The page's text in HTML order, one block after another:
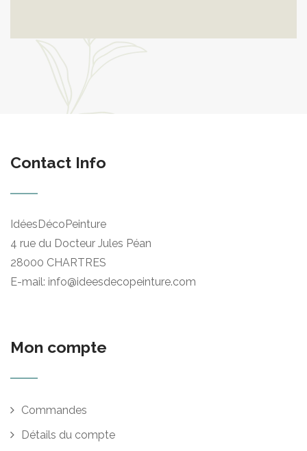
Contact Info
IdéesDécoPeinture
4 rue du Docteur Jules Péan
28000 CHARTRES
E-mail: info@ideesdecopeinture.com
Mon compte
Commandes
Détails du compte